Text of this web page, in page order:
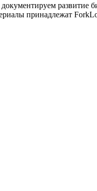
развитие
принадлежат